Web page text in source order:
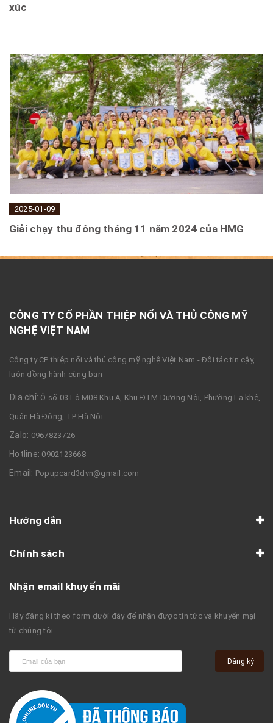
xúc
2025-01-09
Giải chạy thu đông tháng 11 năm 2024 của HMG
CÔNG TY CỔ PHẦN THIỆP NỔI VÀ THỦ CÔNG MỸ
NGHỆ VIỆT NAM
Công ty CP thiệp nổi và thủ công mỹ nghệ Việt Nam - Đối tác tin cậy,
luôn đồng hành cùng bạn
Địa chỉ: Ô số 03 Lô M08 Khu A, Khu ĐTM Dương Nội, Phường La khê,
Quận Hà Đông, TP Hà Nội
Zalo: 0967823726
Hotline: 0902123668
Email: Popupcard3dvn@gmail.com
Hướng dẫn
Chính sách
Nhận email khuyến mãi
Hãy đăng kí theo form dưới đây để nhận được tin tức và khuyến mại
từ chúng tôi.
Đăng ký